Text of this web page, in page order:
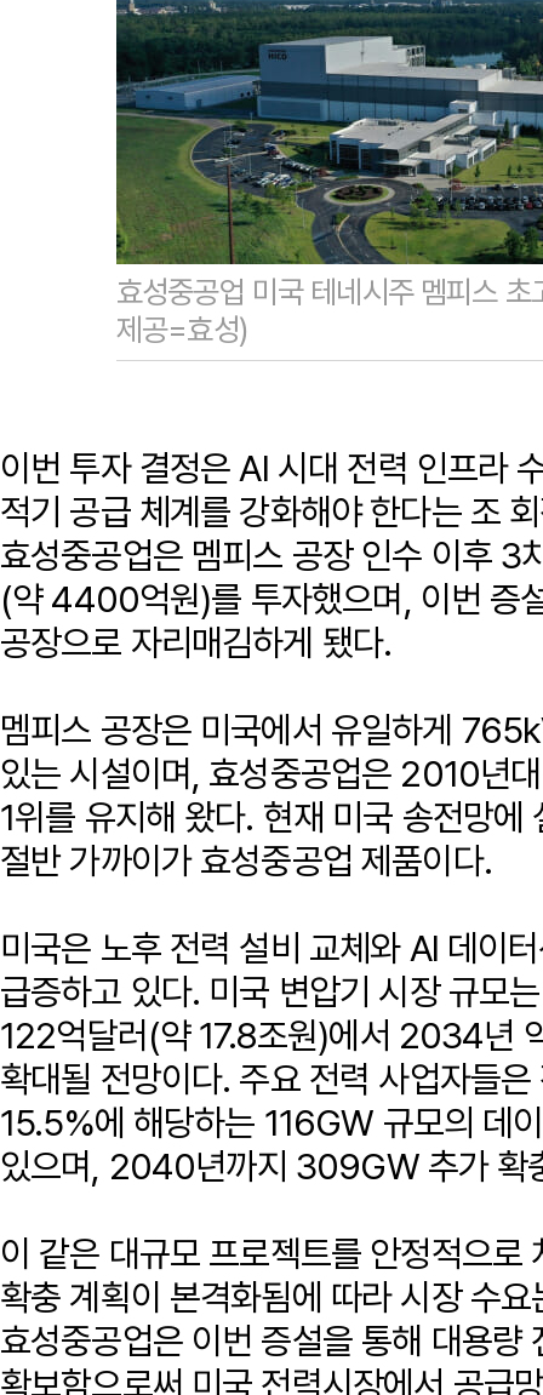
효성중공업 미국 테네시주 멤피스
제공=효성)
이번 투자 결정은 AI 시대 전력 인프라
적기 공급 체계를 강화해야 한다는 조
효성중공업은 멤피스 공장 인수 이후 3
(약 4400억원)를 투자했으며, 이번 증
공장으로 자리매김하게 됐다.
멤피스 공장은 미국에서 유일하게
있는 시설이며, 효성중공업은 2010년
1위를 유지해 왔다. 현재 미국 송전망
절반 가까이가 효성중공업 제품이다.
미국은 노후 전력 설비 교체와 AI 데이
급증하고 있다. 미국 변압기 시장 규모
122억달러(약 17.8조원)에서 2034년
확대될 전망이다. 주요 전력 사업자들
15.5%에 해당하는 116GW 규모의 데
있으며, 2040년까지 309GW 추가 확
이 같은 대규모 프로젝트를 안정적으
확충 계획이 본격화됨에 따라 시장 수
효성중공업은 이번 증설을 통해 대용량
확보함으로써 미국 전력시장에서 공급